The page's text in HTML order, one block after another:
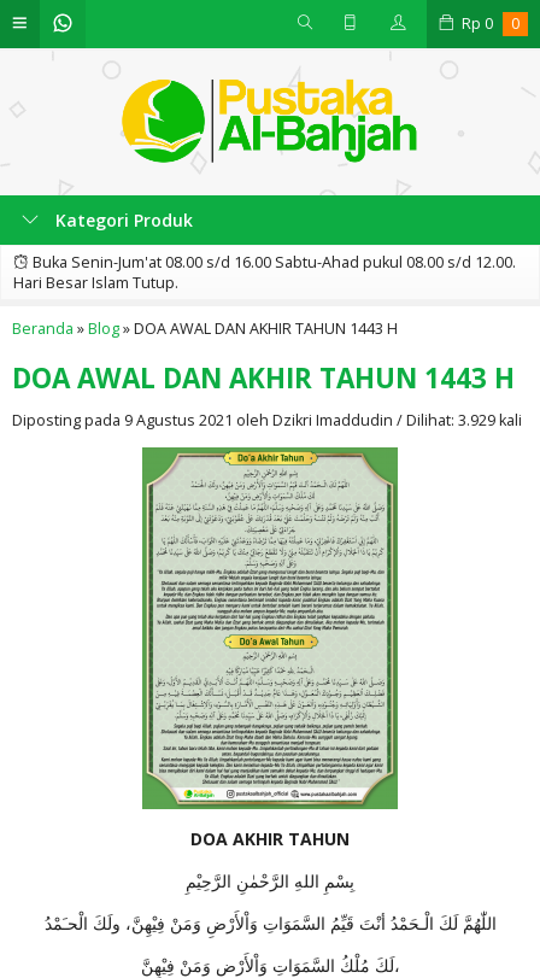
Rp 0 0
Kategori Produk
Buka Senin-Jum'at 08.00 s/d 16.00 Sabtu-Ahad pukul 08.00 s/d 12.00.
Hari Besar Islam Tutup.
Beranda »Blog»DOA AWAL DAN AKHIR TAHUN 1443 H
DOA AWAL DAN AKHIR TAHUN 1443 H
Diposting pada 9 Agustus 2021 oleh Dzikri Imaddudin / Dilihat: 3.929 kali
DOA AKHIR TAHUN
بِسْمِ اللهِ الرَّحْمٰنِ الرَّحِيْمِ
اللّٰهُمَّ لَكَ الْـحَمْدُ أنْتَ قَيِّمُ السَّمَوَاتِ وَاْلأَرْضِ وَمَنْ فِيْهِنَّ، ولَكَ الْحـَمْدُ
لَكَ مُلْكُ السَّمَوَاتِ وَاْلأَرْضِ وَمَنْ فِيْهِنَّ،